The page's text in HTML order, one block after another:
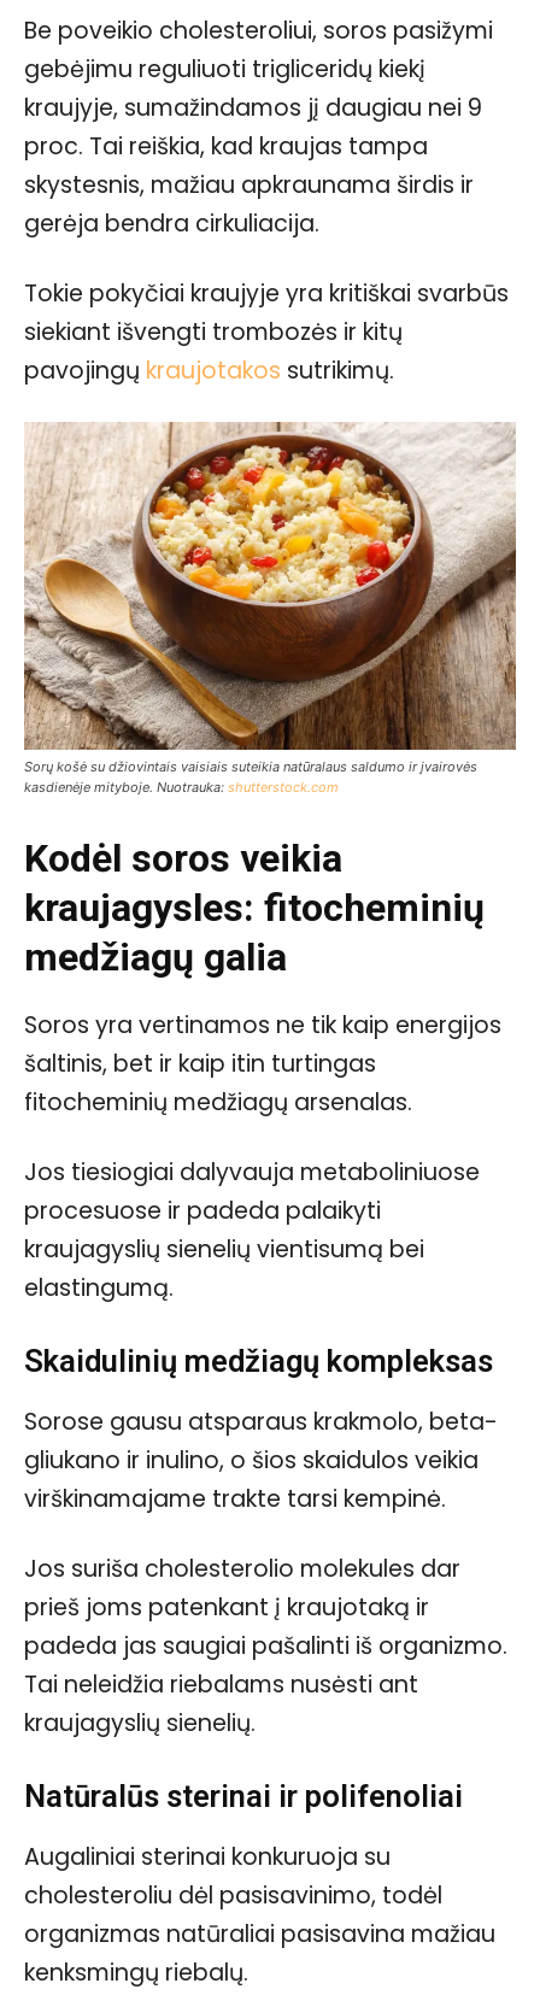
Be poveikio cholesteroliui, soros pasižymi
gebėjimu reguliuoti trigliceridų kiekį
kraujyje, sumažindamos jį daugiau nei 9
proc. Tai reiškia, kad kraujas tampa
skystesnis, mažiau apkraunama širdis ir
gerėja bendra cirkuliacija.
Tokie pokyčiai kraujyje yra kritiškai svarbūs
siekiant išvengti trombozės ir kitų
pavojingų kraujotakos sutrikimų.
Sorų košė su džiovintais vaisiais suteikia natūralaus saldumo ir įvairovės
kasdienėje mityboje. Nuotrauka: shutterstock.com
Kodėl soros veikia
kraujagysles: fitocheminių
medžiagų galia
Soros yra vertinamos ne tik kaip energijos
šaltinis, bet ir kaip itin turtingas
fitocheminių medžiagų arsenalas.
Jos tiesiogiai dalyvauja metaboliniuose
procesuose ir padeda palaikyti
kraujagyslių sienelių vientisumą bei
elastingumą.
Skaidulinių medžiagų kompleksas
Sorose gausu atsparaus krakmolo, beta-
gliukano ir inulino, o šios skaidulos veikia
virškinamajame trakte tarsi kempinė.
Jos suriša cholesterolio molekules dar
prieš joms patenkant į kraujotaką ir
padeda jas saugiai pašalinti iš organizmo.
Tai neleidžia riebalams nusėsti ant
kraujagyslių sienelių.
Natūralūs sterinai ir polifenoliai
Augaliniai sterinai konkuruoja su
cholesteroliu dėl pasisavinimo, todėl
organizmas natūraliai pasisavina mažiau
kenksmingų riebalų.